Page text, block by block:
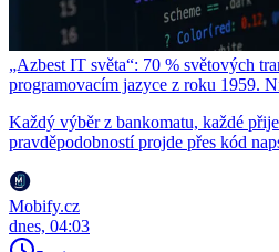
„Azbest IT světa“: 70 % světových
programovacím jazyce z roku 1959.
Každý výběr z bankomatu, každé
pravděpodobností projde přes kód
Mobify.cz
dnes, 04:03